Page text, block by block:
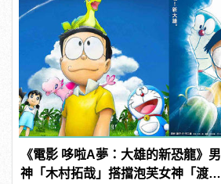
《電影 哆啦A夢：大雄的新恐龍》男
神「木村拓哉」搭擋泡芙女神「渡邊